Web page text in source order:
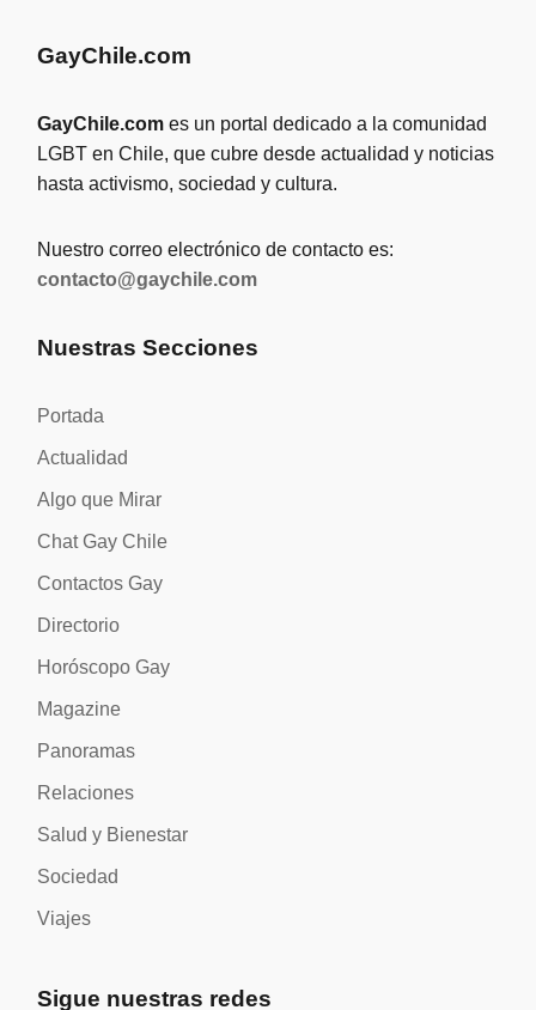
GayChile.com
GayChile.com es un portal dedicado a la comunidad
LGBT en Chile, que cubre desde actualidad y noticias
hasta activismo, sociedad y cultura.
Nuestro correo electrónico de contacto es:
contacto@gaychile.com
Nuestras Secciones
Portada
Actualidad
Algo que Mirar
Chat Gay Chile
Contactos Gay
Directorio
Horóscopo Gay
Magazine
Panoramas
Relaciones
Salud y Bienestar
Sociedad
Viajes
Sigue nuestras redes